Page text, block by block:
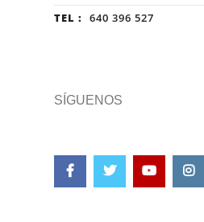
TEL : 640 396 527
SÍGUENOS